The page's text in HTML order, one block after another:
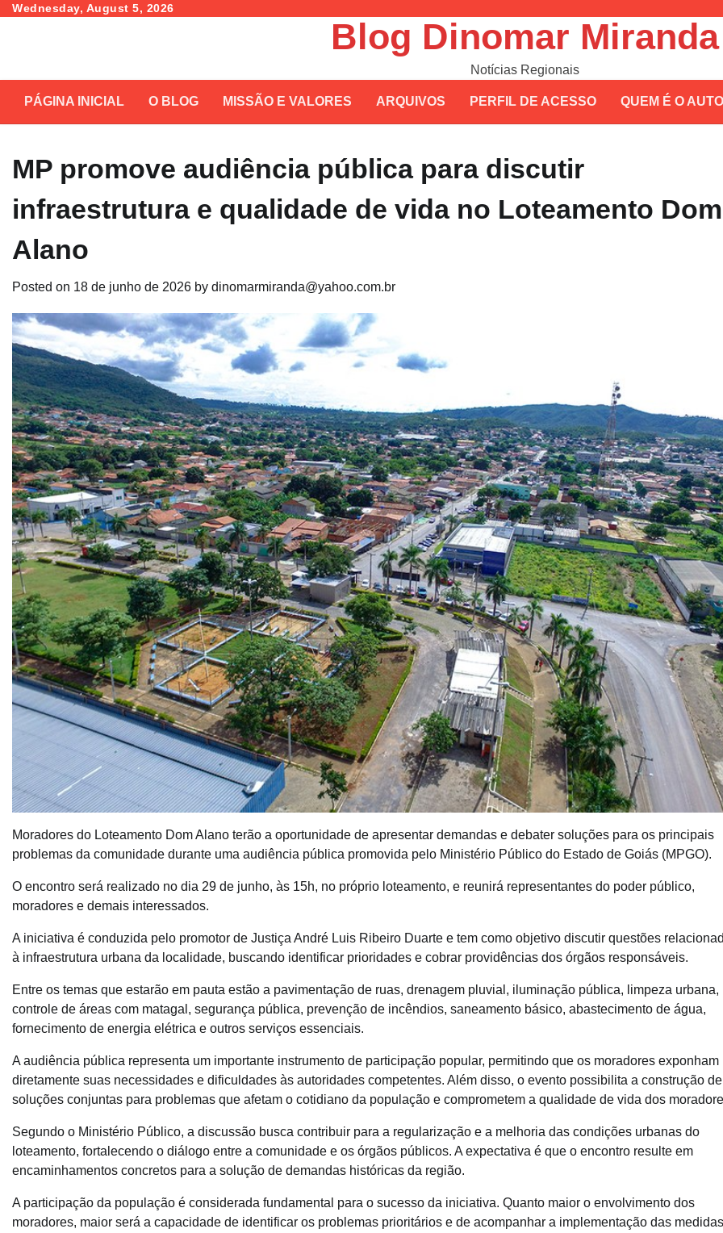
SkipWednesday, August 5, 2026
Blog Dinomar Miranda
Notícias Regionais
PÁGINA INICIAL O BLOG MISSÃO E VALORES ARQUIVOS PERFIL DE ACESSO QUEM É O
MP promove audiência pública para discutir
infraestrutura e qualidade de vida no Loteamento Dom
Alano
Posted on 18 de junho de 2026 by dinomarmiranda@yahoo.com.br
Moradores do Loteamento Dom Alano terão a oportunidade de apresentar demandas e debater soluções para os principais
problemas da comunidade durante uma audiência pública promovida pelo Ministério Público do Estado de Goiás (MPGO).
O encontro será realizado no dia 29 de junho, às 15h, no próprio loteamento, e reunirá representantes do poder público,
moradores e demais interessados.
A iniciativa é conduzida pelo promotor de Justiça André Luis Ribeiro Duarte e tem como objetivo discutir questões
à infraestrutura urbana da localidade, buscando identificar prioridades e cobrar providências dos órgãos responsáveis.
Entre os temas que estarão em pauta estão a pavimentação de ruas, drenagem pluvial, iluminação pública, limpeza urbana,
controle de áreas com matagal, segurança pública, prevenção de incêndios, saneamento básico, abastecimento de água,
fornecimento de energia elétrica e outros serviços essenciais.
A audiência pública representa um importante instrumento de participação popular, permitindo que os moradores exponham
diretamente suas necessidades e dificuldades às autoridades competentes. Além disso, o evento possibilita a construção de
soluções conjuntas para problemas que afetam o cotidiano da população e comprometem a qualidade de vida dos
Segundo o Ministério Público, a discussão busca contribuir para a regularização e a melhoria das condições urbanas do
loteamento, fortalecendo o diálogo entre a comunidade e os órgãos públicos. A expectativa é que o encontro resulte em
encaminhamentos concretos para a solução de demandas históricas da região.
A participação da população é considerada fundamental para o sucesso da iniciativa. Quanto maior o envolvimento dos
moradores, maior será a capacidade de identificar os problemas prioritários e de acompanhar a implementação das medidas